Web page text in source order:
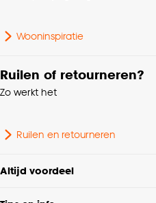
Wooninspiratie
Ruilen of retourneren?
Zo werkt het
Ruilen en retourneren
Altijd voordeel